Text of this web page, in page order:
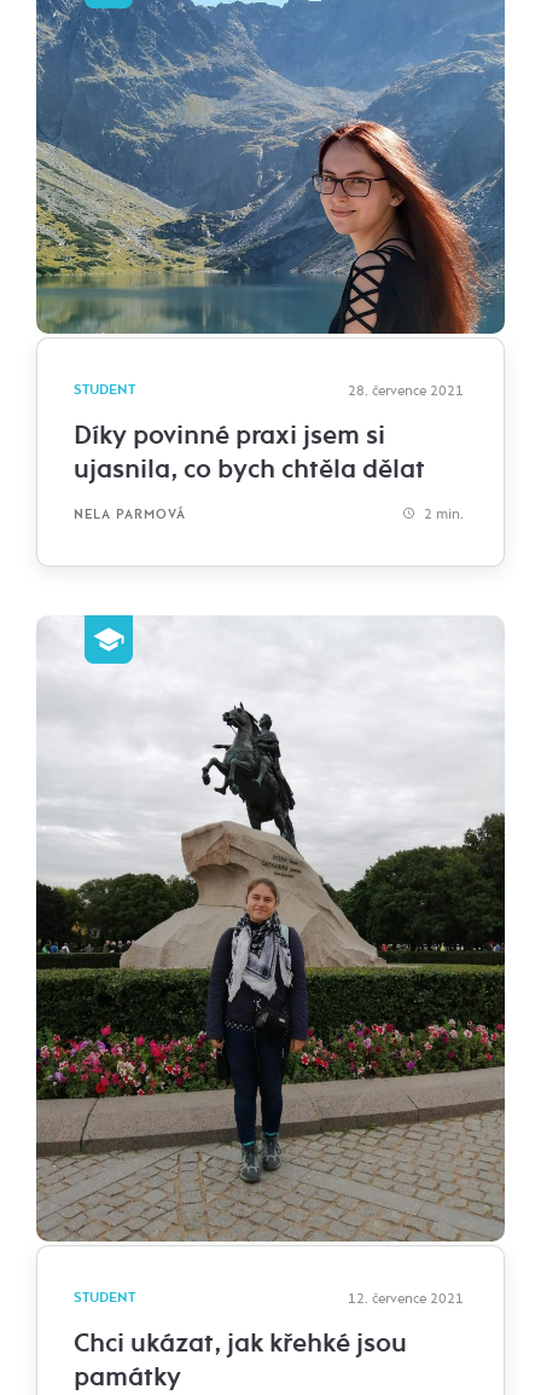
STUDENT 28. července 2021
Díky povinné praxi jsem si
ujasnila, co bych chtěla dělat
NELA PARMOVÁ 2 min.
STUDENT 12. července 2021
Chci ukázat, jak křehké jsou
památky